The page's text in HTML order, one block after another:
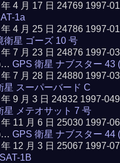
4 月 17 日 24769 1997-
1a
年 4 月 25 日 24786 1997-
衛星 ゴーズ 10 号
7 月 23 日 24876 1997-
GPS 衛星 ナブスター 43
7 月 28 日 24880 1997-
星 スーパーバード C
9 月 3 日 24932 1997-
星 メテオサット 7 号
11 月 6 日 25030 1997-
GPS 衛星 ナブスター 44
年 12 月 3 日 25067 1997-
1B